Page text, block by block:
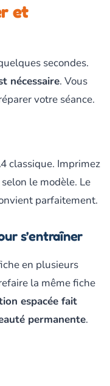
et
secondes.
nécessaire. Vous
votre séance.
classique. Imprimez
le modèle. Le
parfaitement.
s’entraîner
en plusieurs
la même fiche
espacée fait
permanente.